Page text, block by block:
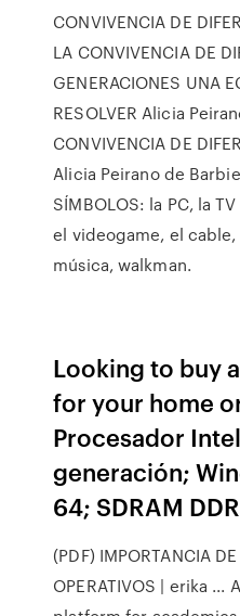
CONVIVENCIA DE
LA CONVIVENCIA DE
GENERACIONES UNA
RESOLVER Alicia
CONVIVENCIA DE
Alicia Peirano de
SÍMBOLOS: la PC, la
el videogame, el cable,
música, walkman.
Looking to buy
for your home
Procesador
generación;
64; SDRAM
(PDF) IMPORTANCIA
OPERATIVOS | erika ...